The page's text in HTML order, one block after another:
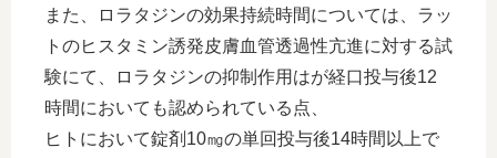
また、ロラタジンの効果持続時間については、ラッ
トのヒスタミン誘発皮膚血管透過性亢進に対する試
験にて、ロラタジンの抑制作用はが経口投与後12
時間においても認められている点、
ヒトにおいて錠剤10㎎の単回投与後14時間以上で